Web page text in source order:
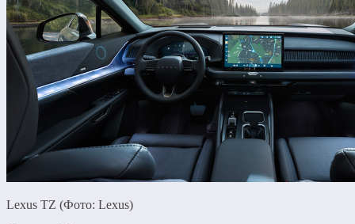
Lexus TZ (Фото: Lexus)